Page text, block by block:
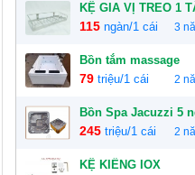
KỆ GIA VỊ TREO 1
115 ngàn/1 cái 3
Bồn tắm massage
79 triệu/1 cái 2
Bồn Spa Jacuzzi 5
245 triệu/1 cái 2
KỆ KIẾNG IOX